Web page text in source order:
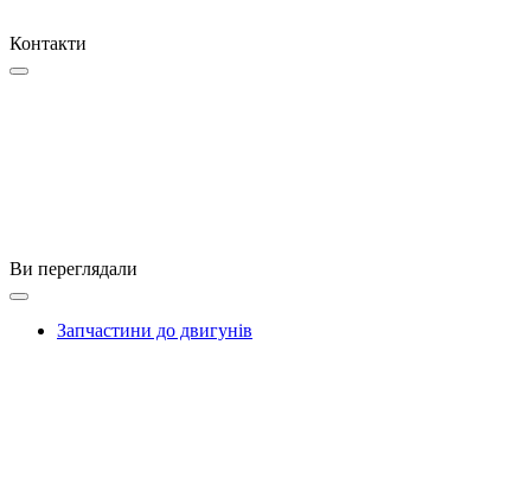
Контакти
Ви переглядали
Запчастини до двигунів